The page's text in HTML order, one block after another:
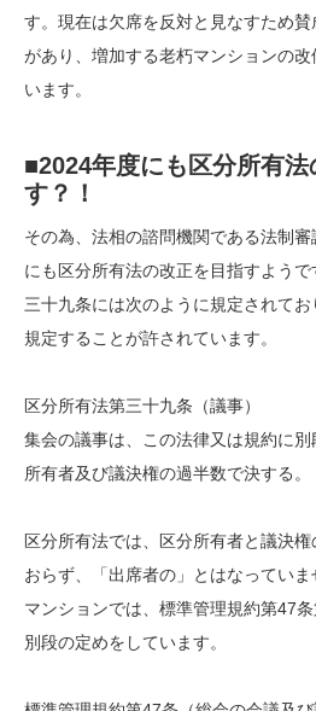
す。現在は欠席を反対と見なすため
があり、増加する老朽マンションの
います。
■2024年度にも区分所有
す？！
その為、法相の諮問機関である法制
にも区分所有法の改正を目指すよう
三十九条には次のように規定されて
規定することが許されています。
区分所有法第三十九条（議事）
集会の議事は、この法律又は規約に
所有者及び議決権の過半数で決する。
区分所有法では、区分所有者と議決
おらず、「出席者の」とはなってい
マンションでは、標準管理規約第47
別段の定めをしています。